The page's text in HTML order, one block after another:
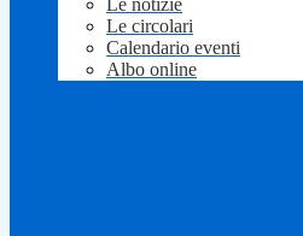
Le notizie
Le circolari
Calendario eventi
Albo online